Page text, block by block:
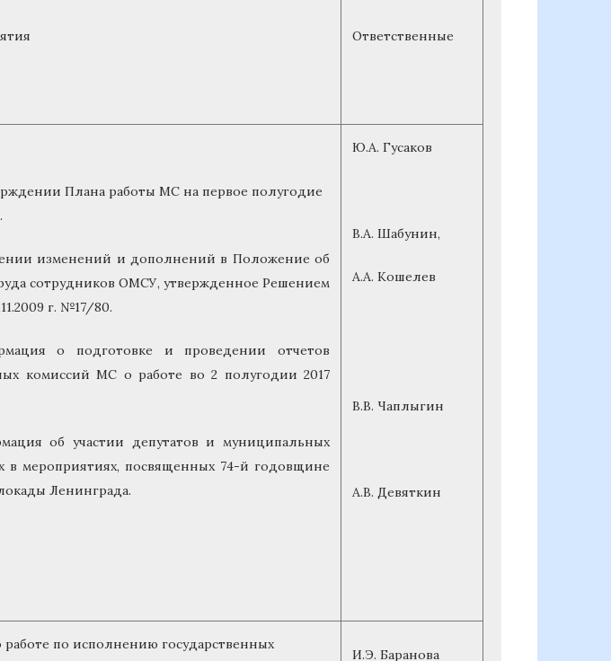
Ответственные
Плана работы МС на первое полугодие
изменений и дополнений в Положение об
сотрудников ОМСУ, утвержденное Решением
г. №17/80.
о подготовке и проведении отчетов
комиссий МС о работе во 2 полугодии 2017
об участии депутатов и муниципальных
в мероприятиях, посвященных 74-й годовщине
Ленинграда.
Ю.А. Гусаков
В.А. Шабунин,
А.А. Кошелев
В.В. Чаплыгин
А.В. Девяткин
работе по исполнению государственных
И.Э. Баранова